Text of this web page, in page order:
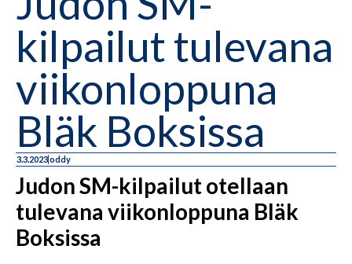
kilpailut tulevana
viikonloppuna
Bläk Boksissa
3.3.2023oddy
Judon SM-kilpailut otellaan
tulevana viikonloppuna Bläk
Boksissa